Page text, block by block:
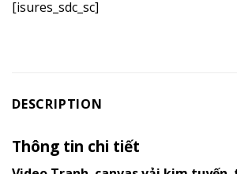
[isures_sdc_sc]
DESCRIPTION
Thông tin chi tiết